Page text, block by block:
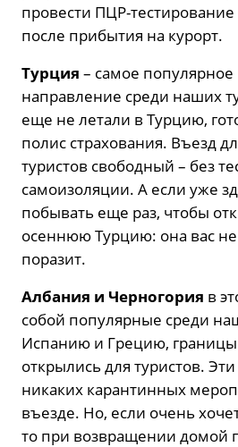
провести ПЦР-
после прибытия на курорт.
Турция – самое популярное
направление среди наших
еще не летали в Турцию,
полис страхования. Въезд
туристов свободный – без
самоизоляции. А если уже
побывать еще раз, чтобы
осеннюю Турцию: она вас
поразит.
Албания и Черногория в
собой популярные среди
Испанию и Грецию, границы
открылись для туристов.
никаких карантинных
въезде. Но, если очень
то при возвращении домой